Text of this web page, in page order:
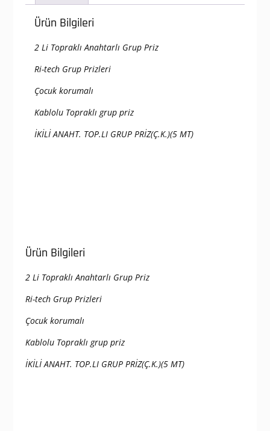
adet
Ürün Bilgileri
2 Li Topraklı Anahtarlı Grup Priz
Ri-tech Grup Prizleri
Çocuk korumalı
Kablolu Topraklı grup priz
İKİLİ ANAHT. TOP.LI GRUP PRİZ(Ç.K.)(5 MT)
Ürün Bilgileri
2 Li Topraklı Anahtarlı Grup Priz
Ri-tech Grup Prizleri
Çocuk korumalı
Kablolu Topraklı grup priz
İKİLİ ANAHT. TOP.LI GRUP PRİZ(Ç.K.)(5 MT)